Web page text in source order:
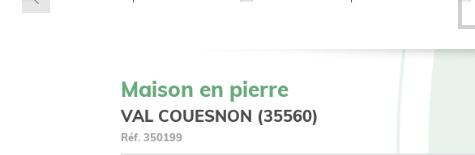
Maison en pierre
VAL COUESNON (35560)
Réf. 350199